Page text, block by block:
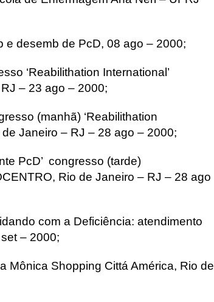
e desemb de PcD, 08 ago – 2000;
‘Reabilithation International’
– 23 ago – 2000;
(manhã) ‘Reabilithation
Janeiro – RJ – 28 ago – 2000;
PcD’ congresso (tarde)
Rio de Janeiro – RJ – 28 ago
com a Deficiência: atendimento
– 2000;
Mônica Shopping Cittá América, Rio de